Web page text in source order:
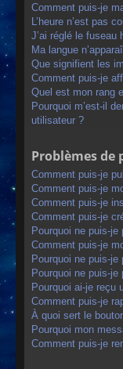
Comment puis-je
L’heure n’est pas
J’ai réglé le fuseau
Ma langue
Que signifient les
Comment puis-je
Quel est mon rang
Pourquoi m’est-il
utilisateur ?
Problèmes
Comment puis-je
Comment puis-je
Comment puis-je
Comment puis-je
Pourquoi ne puis-je
Comment puis-je
Pourquoi ne puis-
Pourquoi ne puis-
Pourquoi ai-je reçu
Comment puis-je
À quoi sert le
Pourquoi mon
Comment puis-je